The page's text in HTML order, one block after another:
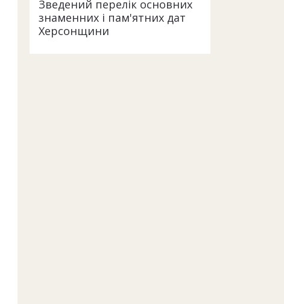
Зведений перелік основних
знаменних і пам'ятних дат
Херсонщини